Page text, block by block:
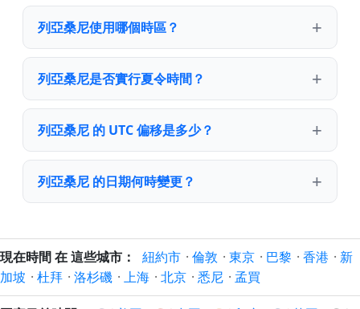
列亞桑尼使用哪個時區？
列亞桑尼是否實行夏令時間？
列亞桑尼 的 UTC 偏移是多少？
列亞桑尼 的日期何時變更？
現在時間 在 這些城市： 紐約市 · 倫敦 · 東京 · 巴黎 · 香港 · 新
加坡 · 杜拜 · 洛杉磯 · 上海 · 北京 · 悉尼 · 孟買